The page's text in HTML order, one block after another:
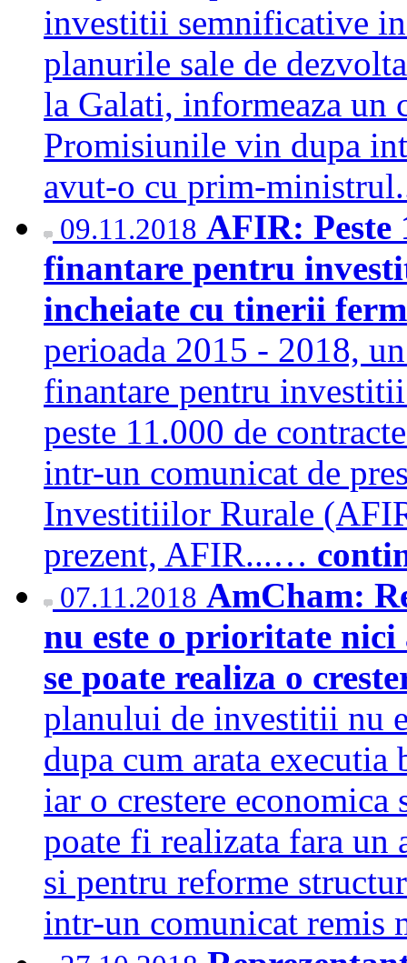
investitii semnificative
planurile sale de
la Galati, informeaza un
Promisiunile vin dupa
avut-o cu prim-
09.11.2018 AFIR: Peste
finantare pentru
incheiate cu tinerii
perioada 2015 - 2018,
finantare pentru
peste 11.000 de
intr-un comunicat de
Investitiilor Rurale
prezent, AFIR...…
07.11.2018 AmCham:
nu este o prioritate
se poate realiza o
planului de investitii nu
dupa cum arata
iar o crestere
poate fi realizata fara
si pentru reforme
intr-un comunicat